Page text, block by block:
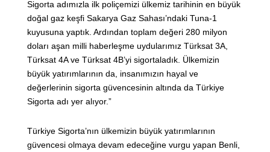
Sigorta adımızla ilk poliçemizi ülkemiz tarihinin en büyük
doğal gaz keşfi Sakarya Gaz Sahası’ndaki Tuna-1
kuyusuna yaptık. Ardından toplam değeri 280 milyon
doları aşan milli haberleşme uydularımız Türksat 3A,
Türksat 4A ve Türksat 4B’yi sigortaladık. Ülkemizin
büyük yatırımlarının da, insanımızın hayal ve
değerlerinin sigorta güvencesinin altında da Türkiye
Sigorta adı yer alıyor.”
Türkiye Sigorta’nın ülkemizin büyük yatırımlarının
güvencesi olmaya devam edeceğine vurgu yapan Benli,